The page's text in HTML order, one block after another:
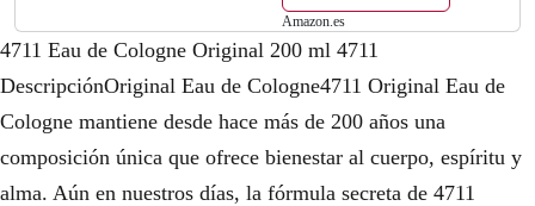
Amazon.es
4711 Eau de Cologne Original 200 ml 4711
DescripciónOriginal Eau de Cologne4711 Original Eau de
Cologne mantiene desde hace más de 200 años una
composición única que ofrece bienestar al cuerpo, espíritu y
alma. Aún en nuestros días, la fórmula secreta de 4711